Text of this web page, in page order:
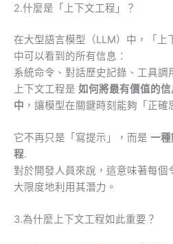
2.什麼是「上下文工程」？
在大型語言模型（LLM）中，「上
中可以看到的所有信息：
系統命令、對話歷史記錄、工具
上下文工程是 如何將最有價值的
中 ，讓模型在關鍵時刻能夠「正確
它不再只是「寫提示」，而是 一
程.
對於開發人員來說，這意味著每個
大限度地利用其潛力。
3.為什麼上下文工程如此重要？